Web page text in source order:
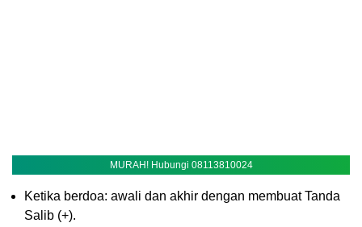
MURAH! Hubungi 08113810024
Ketika berdoa: awali dan akhir dengan membuat Tanda
Salib (+).